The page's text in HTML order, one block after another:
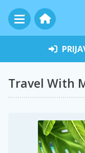
Travel With